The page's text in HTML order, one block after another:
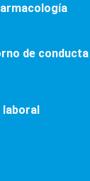
de conducta
laboral